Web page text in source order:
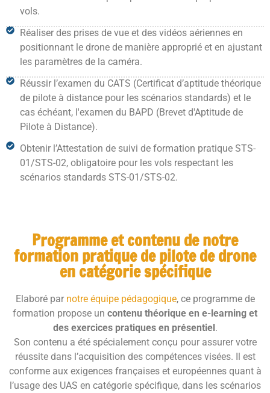
vols.
Réaliser des prises de vue et des vidéos aériennesen
positionnant le drone de manière approprié et en ajustant
les paramètres de la caméra.
Réussir l’examen du CATS (Certificat d’aptitude théorique
de pilote à distance pour les scénarios standards) et le
cas échéant, l'examen du BAPD (Brevet d'Aptitude de
Pilote à Distance).
Obtenir l’Attestation de suivi de formation pratique STS-
01/STS-02, obligatoire pour les vols respectant les
scénarios standards STS-01/STS-02.
Programme et contenu de notre
formation pratique de pilote de drone
en catégorie spécifique
Elaboré par notre équipe pédagogique, ce programme de
formation propose un contenu théorique en e-learning et
des exercices pratiques en présentiel.
Son contenu a été spécialement conçu pour assurer votre
réussite dans l’acquisition des compétences visées. Il est
conforme aux exigences françaises et européennes quant à
l’usage des UAS en catégorie spécifique, dans les scénarios